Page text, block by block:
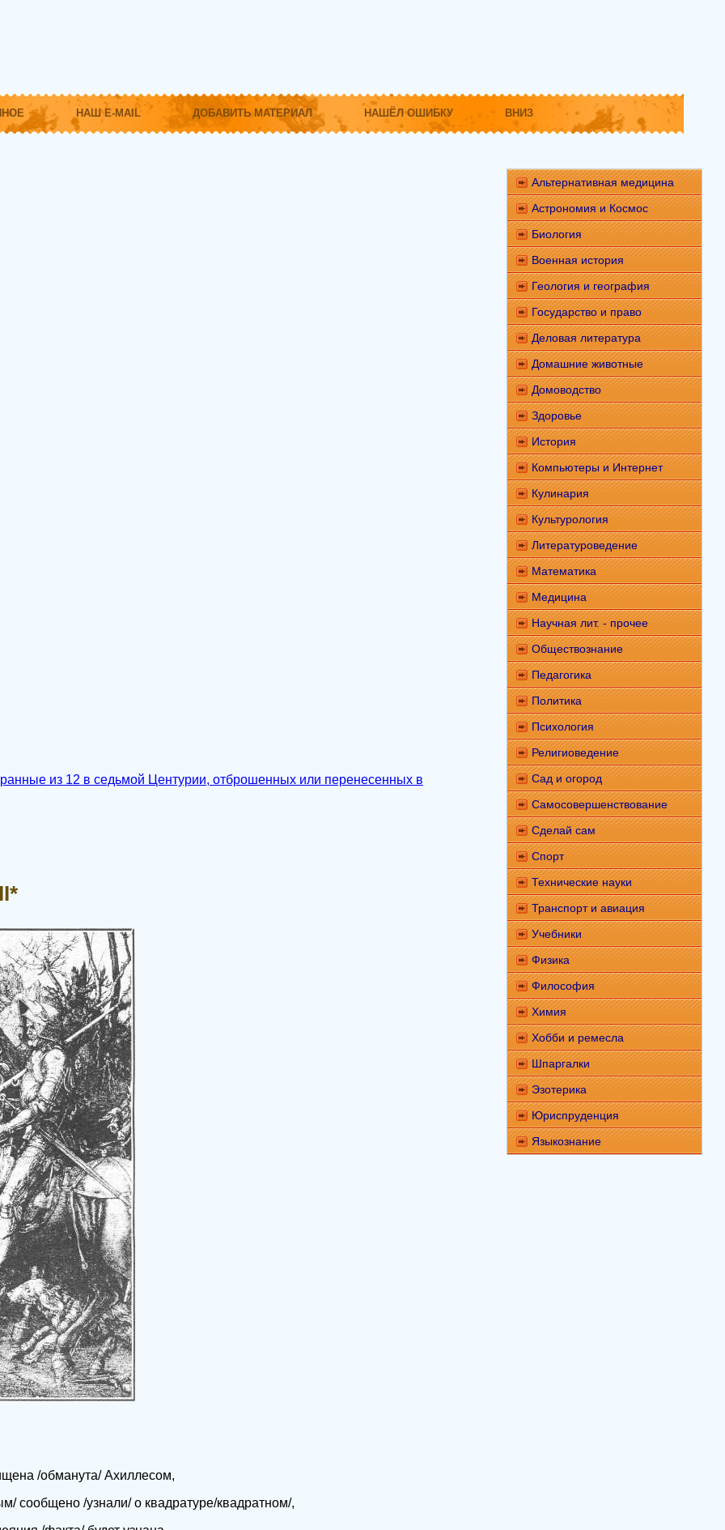
НАШ E-MAIL ДОБАВИТЬ МАТЕРИАЛ НАШЁЛ ОШИБКУ ВНИЗ
из 12 в седьмой Центурии, отброшенных или перенесенных в
/обманута/ Ахиллесом,
сообщено /узнали/ о квадратуре/квадратном/,
Альтернативная медицина
Астрономия и Космос
Биология
Военная история
Геология и география
Государство и право
Деловая литература
Домашние животные
Домоводство
Здоровье
История
Компьютеры и Интернет
Кулинария
Культурология
Литературоведение
Математика
Медицина
Научная лит. - прочее
Обществознание
Педагогика
Политика
Психология
Религиоведение
Сад и огород
Самосовершенствование
Сделай сам
Спорт
Технические науки
Транспорт и авиация
Учебники
Физика
Философия
Химия
Хобби и ремесла
Шпаргалки
Эзотерика
Юриспруденция
Языкознание